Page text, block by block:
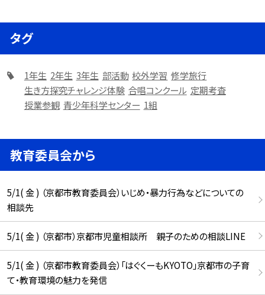
タグ
1年生 2年生 3年生 部活動 校外学習 修学旅行
生き方探究チャレンジ体験 合唱コンクール 定期考査
授業参観 青少年科学センター 1組
教育委員会から
5/1( 金 ) （京都市教育委員会）いじめ・暴力行為などについての
相談先
5/1( 金 ) （京都市）京都市児童相談所 親子のための相談LINE
5/1( 金 ) （京都市教育委員会）「はぐくーもKYOTO」京都市の子育
て・教育環境の魅力を発信